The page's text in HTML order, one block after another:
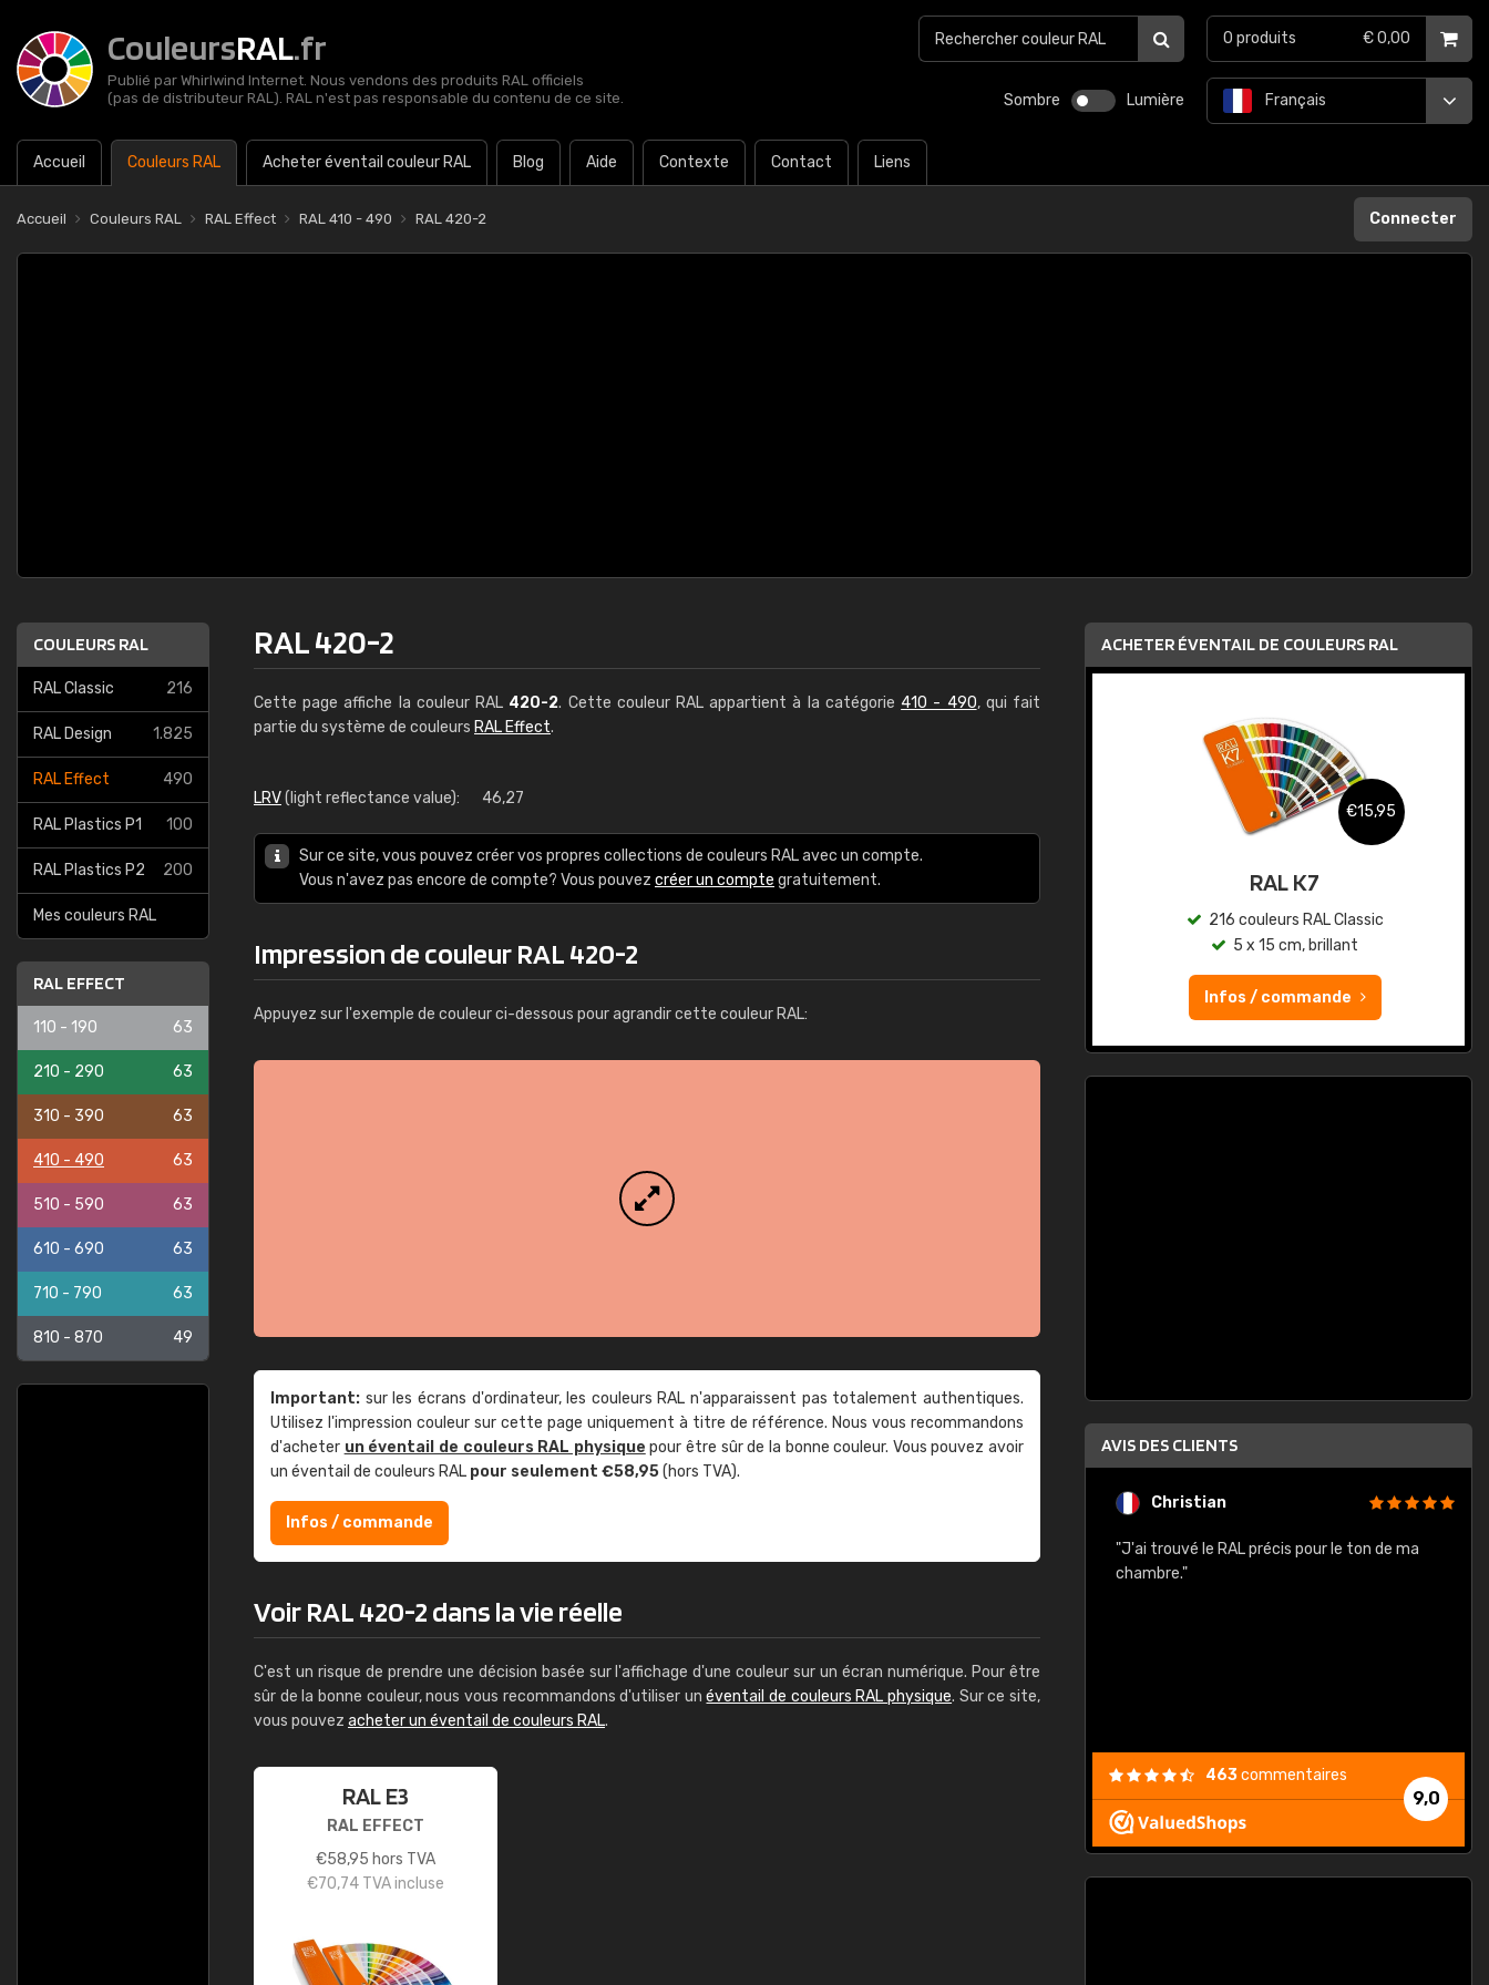
CouleursRAL.fr
Publié par Whirlwind Internet. Nous vendons des produits RAL officiels
(pas de distributeur RAL). RAL n'est pas responsable du contenu de ce site.
Sombre Lumière
Accueil Couleurs RAL Acheter éventail couleur RAL Blog Aide Contexte Contact Liens
Français
0 produits € 0,00
Accueil Couleurs RAL RAL Effect RAL 410 - 490 RAL 420-2 Connecter
COULEURS RAL
RAL Classic 216
RAL Design 1.825
RAL Effect 490
RAL Plastics P1 100
RAL Plastics P2 200
Mes couleurs RAL
RAL EFFECT
110 - 190 63
210 - 290 63
310 - 390 63
410 - 490 63
510 - 590 63
610 - 690 63
710 - 790 63
810 - 870 49
RAL 420-2
Cette page affiche la couleur RAL 420-2. Cette couleur RAL appartient à la catégorie 410 - 490, qui fait
partie du système de couleurs RAL Effect.
LRV(light reflectance value): 46,27
Sur ce site, vous pouvez créer vos propres collections de couleurs RAL avec un compte.
Vous n'avez pas encore de compte? Vous pouvez créer un compte gratuitement.
Impression de couleur RAL 420-2
Appuyez sur l'exemple de couleur ci-dessous pour agrandir cette couleur RAL:
Important: sur les écrans d'ordinateur, les couleurs RAL n'apparaissent pas totalement authentiques.
Utilisez l'impression couleur sur cette page uniquement à titre de référence. Nous vous recommandons
d'acheter un éventail de couleurs RAL physique pour être sûr de la bonne couleur. Vous pouvez avoir
un éventail de couleurs RAL pour seulement €58,95(hors TVA).
Infos / commande
Voir RAL 420-2 dans la vie réelle
C'est un risque de prendre une décision basée sur l'affichage d'une couleur sur un écran numérique. Pour être
sûr de la bonne couleur, nous vous recommandons d'utiliser unéventail de couleurs RAL physique. Sur ce site,
vous pouvez acheter un éventail de couleurs RAL.
RAL E3
RAL EFFECT
€58,95 hors TVA
€70,74 TVA incluse
ACHETER ÉVENTAIL DE COULEURS RAL
RAL K7 à base d'eau
€15,95
RAL K7
216 couleurs RAL Classic
5 x 15 cm, brillant
Infos / commande
AVIS DES CLIENTS
Christian
"J'ai trouvé le RAL précis pour le ton de ma
chambre."
9,0
463commentaires